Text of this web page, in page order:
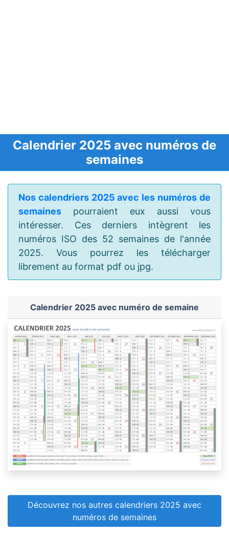
Calendrier 2025 avec numéros de
semaines
Nos calendriers 2025 avec les numéros de
semaines pourraient eux aussi vous
intéresser. Ces derniers intègrent les
numéros ISO des 52 semaines de l'année
2025. Vous pourrez les télécharger
librement au format pdf ou jpg.
Calendrier 2025 avec numéro de semaine
Découvrez nos autres calendriers 2025 avec
numéros de semaines